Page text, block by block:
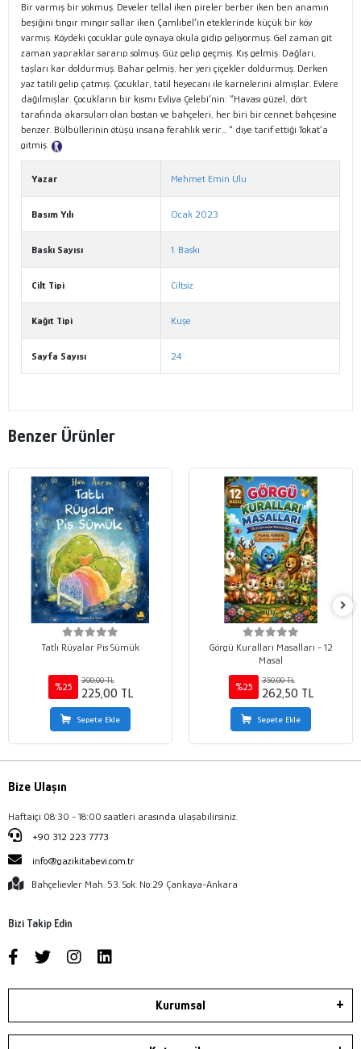
Bir varmış bir yokmuş. Develer tellal iken pireler berber iken ben anamın
beşiğini tıngır mıngır sallar iken Çamlıbel’in eteklerinde küçük bir köy
varmış. Köydeki çocuklar güle oynaya okula gidip geliyormuş. Gel zaman git
zaman yapraklar sararıp solmuş. Güz gelip geçmiş. Kış gelmiş. Dağları,
taşları kar doldurmuş. Bahar gelmiş, her yeri çiçekler doldurmuş. Derken
yaz tatili gelip çatmış. Çocuklar, tatil heyecanı ile karnelerini almışlar. Evlere
dağılmışlar. Çocukların bir kısmı Evliya Çelebi’nin: “Havası güzel, dört
tarafında akarsuları olan bostan ve bahçeleri, her biri bir cennet bahçesine
benzer. Bülbüllerinin ötüşü insana ferahlık verir... “ diye tarif ettiği Tokat’a
gitmiş.
Yazar Mehmet Emin Ulu
Basım Yılı Ocak 2023
Baskı Sayısı 1. Baskı
Cilt Tipi Ciltsiz
Kağıt Tipi Kuşe
Sayfa Sayısı 24
Benzer Ürünler
Tatlı Rüyalar Pis Sümük
%25
300,00 TL
225,00 TL
Sepete Ekle
Görgü Kuralları Masalları - 12
Masal
%25
350,00 TL
262,50 TL
Sepete Ekle
Bize Ulaşın
Haftaiçi 08:30 - 18:00 saatleri arasında ulaşabilirsiniz.
+90 312 223 7773
info@gazikitabevi.com.tr
Bahçelievler Mah. 53. Sok. No:29 Çankaya-Ankara
Bizi Takip Edin
Kurumsal